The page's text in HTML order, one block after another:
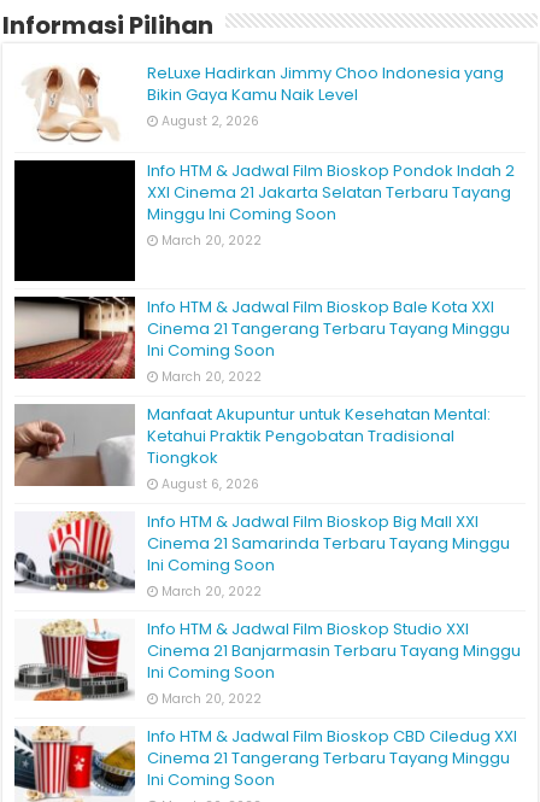
Informasi Pilihan
ReLuxe Hadirkan Jimmy Choo Indonesia yang
Bikin Gaya Kamu Naik Level
August 2, 2026
Info HTM & Jadwal Film Bioskop Pondok Indah 2
XXI Cinema 21 Jakarta Selatan Terbaru Tayang
Minggu Ini Coming Soon
March 20, 2022
Cinema 21 Tangerang Terbaru Tayang Minggu
Ini Coming Soon
March 20, 2022
Manfaat Akupuntur untuk Kesehatan Mental:
Ketahui Praktik Pengobatan Tradisional
Tiongkok
August 6, 2026
Info HTM & Jadwal Film Bioskop Big Mall XXI
Cinema 21 Samarinda Terbaru Tayang Minggu
Ini Coming Soon
March 20, 2022
Info HTM & Jadwal Film Bioskop Studio XXI
Cinema 21 Banjarmasin Terbaru Tayang Minggu
Ini Coming Soon
March 20, 2022
Info HTM & Jadwal Film Bioskop CBD Ciledug XXI
Cinema 21 Tangerang Terbaru Tayang Minggu
Ini Coming Soon
March 20, 2022